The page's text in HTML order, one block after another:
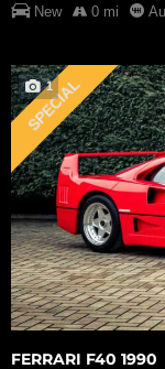
New 0 mi
1
SPECIAL
FERRARI F40 1990